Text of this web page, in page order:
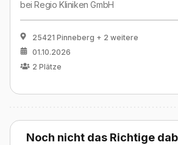
beiRegio Kliniken GmbH
25421 Pinneberg + 2 weitere
01.10.2026
2 Plätze
Noch nicht das Richtige